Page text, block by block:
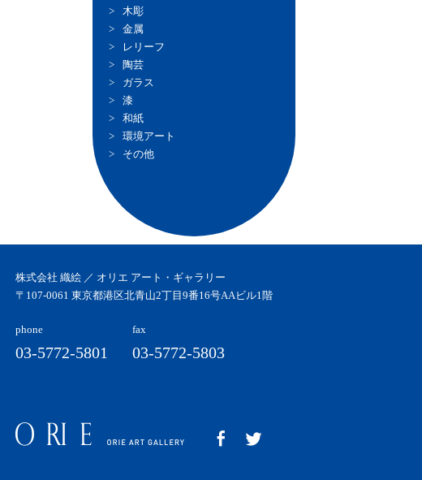
木彫
金属
レリーフ
陶芸
ガラス
漆
和紙
環境アート
その他
株式会社 織絵 ／ オリエ アート・ギャラリー
〒107-0061 東京都港区北青山2丁目9番16号AAビル1階
phone
03-5772-5801
fax
03-5772-5803